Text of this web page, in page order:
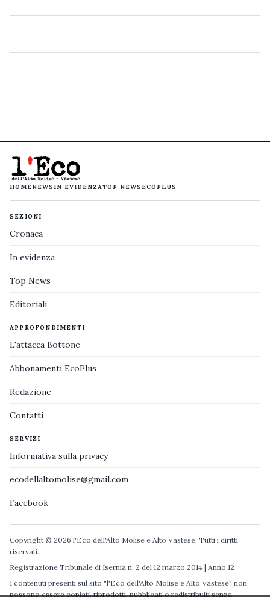
HOMENEWS IN EVIDENZATOP NEWS ECOPLUS
SEZIONI
Cronaca
In evidenza
Top News
Editoriali
APPROFONDIMENTI
L'attacca Bottone
Abbonamenti EcoPlus
Redazione
Contatti
SERVIZI
Informativa sulla privacy
ecodellaltomolise@gmail.com
Facebook
Copyright © 2026 l'Eco dell'Alto Molise e Alto Vastese. Tutti i diritti
riservati.
Registrazione Tribunale di Isernia n. 2 del 12 marzo 2014 | Anno 12
I contenuti presenti sul sito "l'Eco dell'Alto Molise e Alto Vastese" non
possono essere copiati, riprodotti, pubblicati o redistribuiti senza